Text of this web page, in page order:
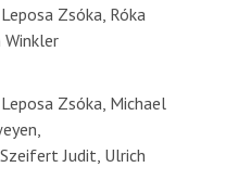
Zsóka, Róka
Winkler
Zsóka, Michael
Judit, Ulrich